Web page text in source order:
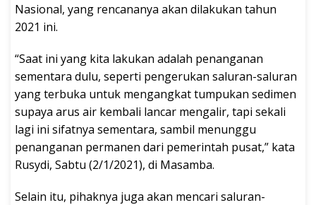
Nasional, yang rencananya akan dilakukan tahun
2021 ini.
“Saat ini yang kita lakukan adalah penanganan
sementara dulu, seperti pengerukan saluran-saluran
yang terbuka untuk mengangkat tumpukan sedimen
supaya arus air kembali lancar mengalir, tapi sekali
lagi ini sifatnya sementara, sambil menunggu
penanganan permanen dari pemerintah pusat,” kata
Rusydi, Sabtu (2/1/2021), di Masamba.
Selain itu, pihaknya juga akan mencari saluran-